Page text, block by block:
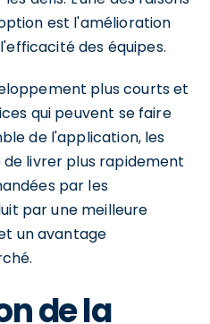
est l'amélioration
des équipes.
plus courts et
qui peuvent se faire
de l'application, les
livrer plus rapidement
par les
par une meilleure
un avantage
de la